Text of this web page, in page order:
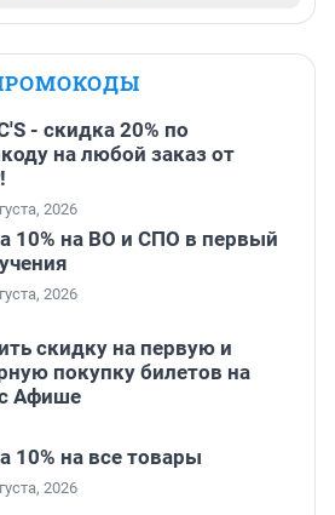
- скидка 20% по
на любой заказ от
2026
10% на ВО и СПО в первый
2026
скидку на первую и
покупку билетов на
Афише
10% на все товары
2026